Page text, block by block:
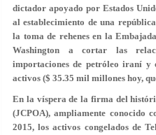
dictador apoyado por Estados
al establecimiento de una
la toma de rehenes en la
Washington a cortar las
importaciones de petróleo iraní y
activos ($ 35.35 mil millones hoy,
En la víspera de la firma del
(JCPOA), ampliamente conocido
2015, los activos congelados de